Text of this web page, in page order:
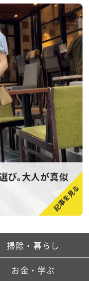
び。大人が真似
掃除・暮らし
お金・学ぶ